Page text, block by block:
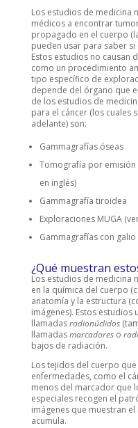
Los estudios de medicina
médicos a encontrar
propagado en el cuerpo
pueden usar para saber
Estos estudios no causan
como un procedimiento
tipo específico de
depende del órgano que
de los estudios de
para el cáncer (los cuales
adelante) son:
Gammagrafías óseas
Tomografía por emisión
en inglés)
Gammagrafía tiroidea
Exploraciones MUGA
Gammagrafías con galio
¿Qué muestran
Los estudios de medicina
en la química del cuerpo
anatomía y la estructura
imágenes). Estos estudios
llamadasradionúclidos
llamadasmarcadoreso
bajos de radiación.
Los tejidos del cuerpo
enfermedades, como el
menos del marcador que
especiales recogen el
imágenes que muestran
acumula.